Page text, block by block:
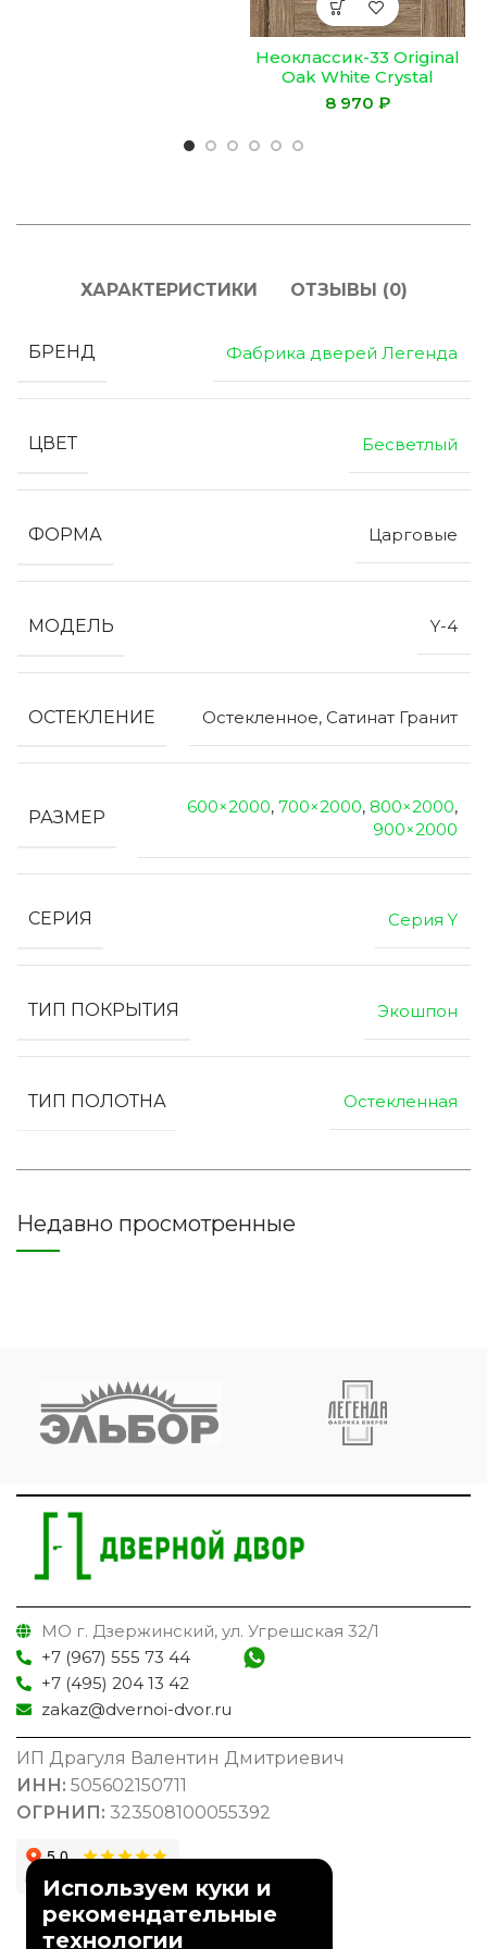
Неоклассик-33 Original
Oak White Сrystal
₽
ХАРАКТЕРИСТИКИ ОТЗЫВЫ (0)
БРЕНД Фабрика дверей Легенда
ЦВЕТ Бесветлый
ФОРМА Царговые
МОДЕЛЬ Y-4
ОСТЕКЛЕНИЕ Остекленное, Сатинат Гранит
РАЗМЕР
600×2000, 700×2000, 800×2000,
900×2000
СЕРИЯ Серия Y
ТИП ПОКРЫТИЯ Экошпон
ТИП ПОЛОТНА Остекленная
Недавно просмотренные
МО г. Дзержинский, ул. Угрешская 32/1
+7 (967) 555 73 44
+7 (495) 204 13 42
zakaz@dvernoi-dvor.ru
ИП Драгуля Валентин Дмитриевич
ИНН: 505602150711
ОГРНИП: 323508100055392
Информация
Используем куки и
рекомендательные
технологии